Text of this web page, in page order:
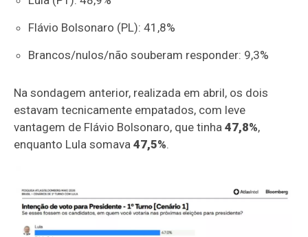
Flávio Bolsonaro (PL): 41,8%
Brancos/nulos/não souberam responder: 9,3%
Na sondagem anterior, realizada em abril, os dois
estavam tecnicamente empatados, com leve
vantagem de Flávio Bolsonaro, que tinha47,8%,
enquanto Lula somava47,5%.